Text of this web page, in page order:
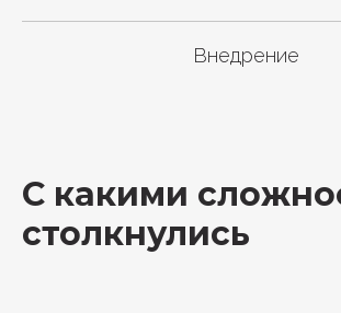
Внедрение
С какими
столкнулись